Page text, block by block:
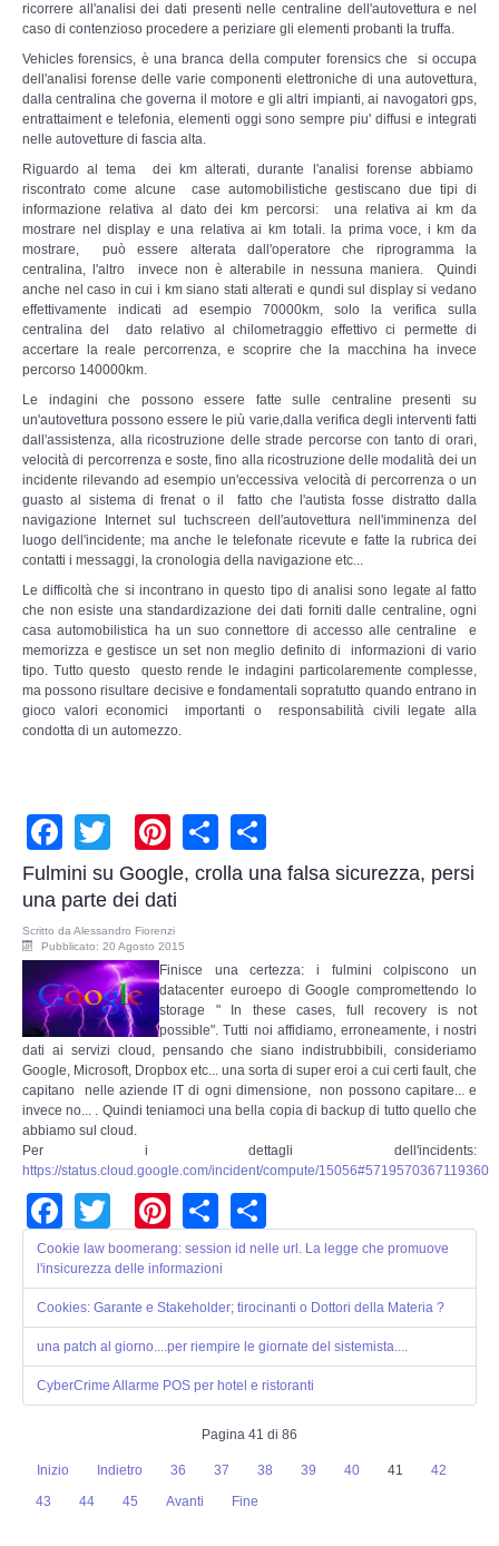
ricorrere all'analisi dei dati presenti nelle centraline dell'autovettura e nel
caso di contenzioso procedere a periziare gli elementi probanti la truffa.
Vehicles forensics, è una branca della computer forensics che si occupa
dell'analisi forense delle varie componenti elettroniche di una autovettura,
dalla centralina che governa il motore e gli altri impianti, ai navogatori gps,
entrattaiment e telefonia, elementi oggi sono sempre piu' diffusi e integrati
nelle autovetture di fascia alta.
Riguardo al tema dei km alterati, durante l'analisi forense abbiamo
riscontrato come alcune case automobilistiche gestiscano due tipi di
informazione relativa al dato dei km percorsi: una relativa ai km da
mostrare nel display e una relativa ai km totali. la prima voce, i km da
mostrare, può essere alterata dall'operatore che riprogramma la
centralina, l'altro invece non è alterabile in nessuna maniera. Quindi
anche nel caso in cui i km siano stati alterati e qundi sul display si vedano
effettivamente indicati ad esempio 70000km, solo la verifica sulla
centralina del dato relativo al chilometraggio effettivo ci permette di
accertare la reale percorrenza, e scoprire che la macchina ha invece
percorso 140000km.
Le indagini che possono essere fatte sulle centraline presenti su
un'autovettura possono essere le più varie,dalla verifica degli interventi fatti
dall'assistenza, alla ricostruzione delle strade percorse con tanto di orari,
velocità di percorrenza e soste, fino alla ricostruzione delle modalità dei un
incidente rilevando ad esempio un'eccessiva velocità di percorrenza o un
guasto al sistema di frenat o il fatto che l'autista fosse distratto dalla
navigazione Internet sul tuchscreen dell'autovettura nell'imminenza del
luogo dell'incidente; ma anche le telefonate ricevute e fatte la rubrica dei
contatti i messaggi, la cronologia della navigazione etc...
Le difficoltà che si incontrano in questo tipo di analisi sono legate al fatto
che non esiste una standardizazione dei dati forniti dalle centraline, ogni
casa automobilistica ha un suo connettore di accesso alle centraline e
memorizza e gestisce un set non meglio definito di informazioni di vario
tipo. Tutto questo questo rende le indagini particolaremente complesse,
ma possono risultare decisive e fondamentali sopratutto quando entrano in
gioco valori economici importanti o responsabilità civili legate alla
condotta di un automezzo.
Facebook
TwitterPinterest
Share
Fulmini su Google, crolla una falsa sicurezza, persi
una parte dei dati
Scritto da Alessandro Fiorenzi
Pubblicato: 20 Agosto 2015
Finisce una certezza: i fulmini colpiscono un
datacenter euroepo di Google compromettendo lo
storage " In these cases, full recovery is not
possible". Tutti noi affidiamo, erroneamente, i nostri
dati ai servizi cloud, pensando che siano indistrubbibili, consideriamo
Google, Microsoft, Dropbox etc... una sorta di super eroi a cui certi fault, che
capitano nelle aziende IT di ogni dimensione, non possono capitare... e
invece no... . Quindi teniamoci una bella copia di backup di tutto quello che
abbiamo sul cloud.
Per i dettagli dell'incidents:
https://status.cloud.google.com/incident/compute/15056#5719570367119360
Facebook
TwitterPinterest
Share
Cookie law boomerang: session id nelle url. La legge che promuove
l'insicurezza delle informazioni
Cookies: Garante e Stakeholder; tirocinanti o Dottori della Materia ?
una patch al giorno....per riempire le giornate del sistemista....
CyberCrime Allarme POS per hotel e ristoranti
Pagina 41 di 86
Inizio Indietro 36 37 38 39 40 41
42
43
44 45 Avanti Fine